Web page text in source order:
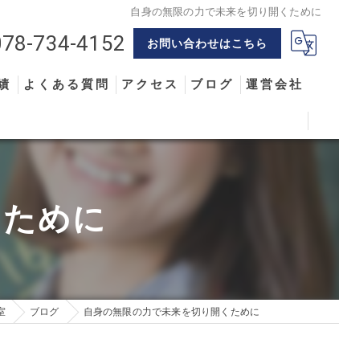
自身の無限の力で未来を切り開くために
734-4152 お問い合わせはこちら
よくある質問 アクセス ブログ 運営会社
めに
ブログ 自身の無限の力で未来を切り開くために